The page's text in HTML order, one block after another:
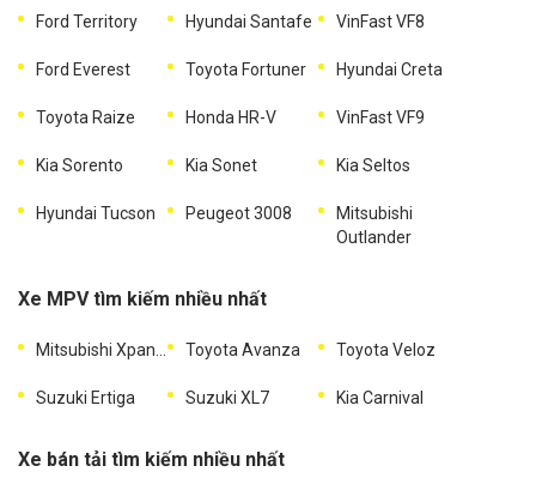
Ford Territory Hyundai Santafe VinFast VF8
Ford Everest Toyota Fortuner Hyundai Creta
Toyota Raize Honda HR-V VinFast VF9
Kia Sorento Kia Sonet Kia Seltos
Hyundai Tucson Peugeot 3008
Mitsubishi
Outlander
Xe MPV tìm kiếm nhiều nhất
Mitsubishi Xpander Toyota Avanza Toyota Veloz
Suzuki Ertiga Suzuki XL7 Kia Carnival
Xe bán tải tìm kiếm nhiều nhất